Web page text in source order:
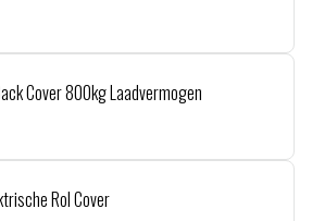
Cover 800kg Laadvermogen
Rol Cover